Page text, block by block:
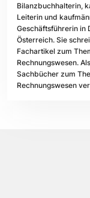
Bilanzbuchhalterin,
Leiterin und
Geschäftsführerin in
Österreich. Sie
Fachartikel zum
Rechnungswesen.
Sachbücher zum
Rechnungswesen